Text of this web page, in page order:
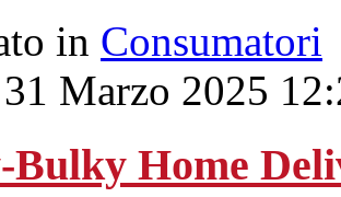
in Consumatori
Marzo 2025
Bulky Home